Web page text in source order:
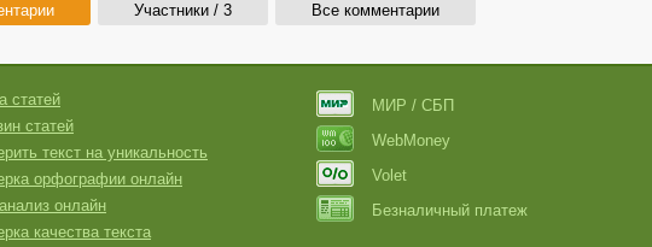
Участники / 3 Все комментарии
статей
статей
текст на уникальность
орфографии онлайн
онлайн
качества текста
МИР / СБП
WebMoney
Volet
Безналичный платеж